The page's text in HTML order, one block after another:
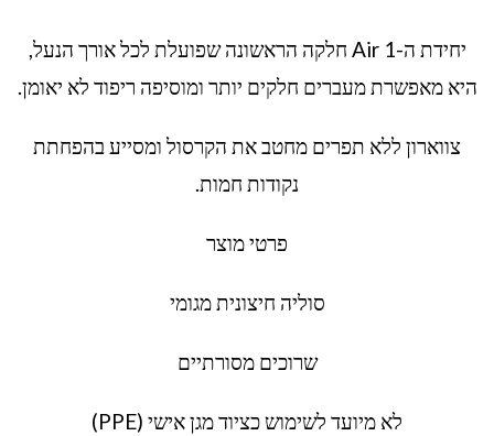
יחידת ה-Air 1 חלקה הראשונה שפועלת לכל אורך הנעל,
היא מאפשרת מעברים חלקים יותר ומוסיפה ריפוד לא יאומן.
צווארון ללא תפרים מחטב את הקרסול ומסייע בהפחתת
נקודות חמות.
פרטי מוצר
סוליה חיצונית מגומי
שרוכים מסורתיים
לא מיועד לשימוש כציוד מגן אישי (PPE)